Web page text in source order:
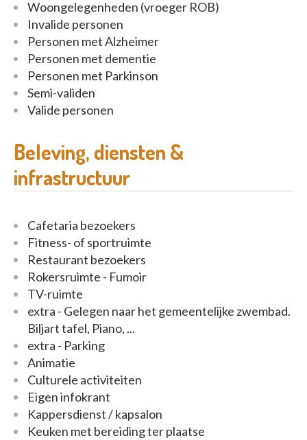
aan onzegezellige en familiale sitewaar er een
open cultuur heerst met respect voor elkaar.
Kiezen voor Belfair is kiezen voor gemoedsrust.
Woongelegenheden (vroeger ROB)
Invalide personen
Personen met Alzheimer
Personen met dementie
Personen met Parkinson
Semi-validen
Valide personen
Beleving, diensten &
infrastructuur
Cafetaria bezoekers
Fitness- of sportruimte
Restaurant bezoekers
Rokersruimte - Fumoir
TV-ruimte
extra - Gelegen naar het gemeentelijke zwembad.
Biljart tafel, Piano, ...
extra - Parking
Animatie
Culturele activiteiten
Eigen infokrant
Kappersdienst / kapsalon
Keuken met bereiding ter plaatse